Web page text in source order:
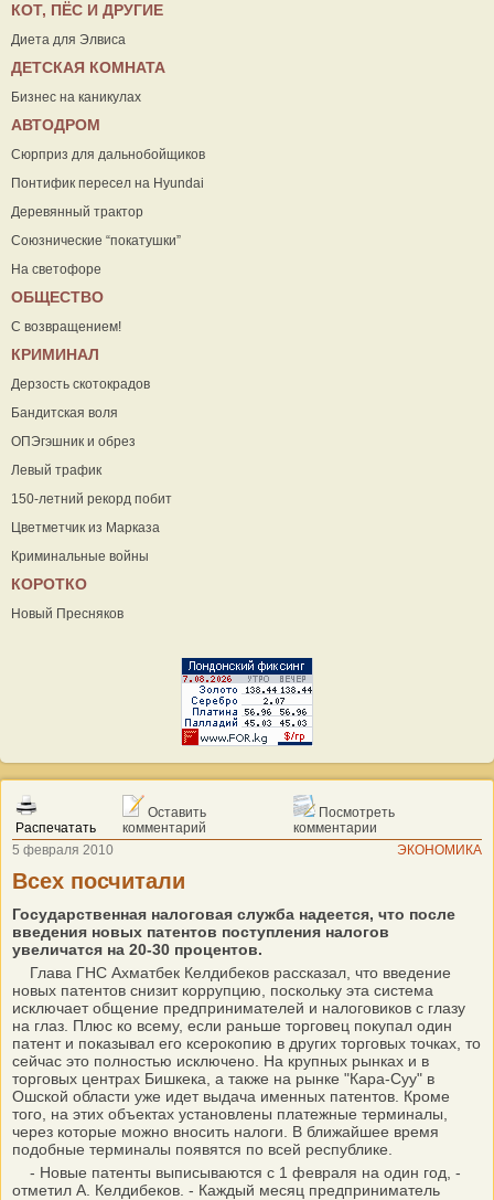
КОТ, ПЁС И ДРУГИЕ
Диета для Элвиса
ДЕТСКАЯ КОМНАТА
Бизнес на каникулах
АВТОДРОМ
Сюрприз для дальнобойщиков
Понтифик пересел на Hyundai
Деревянный трактор
Союзнические “покатушки”
На светофоре
ОБЩЕСТВО
С возвращением!
КРИМИНАЛ
Дерзость скотокрадов
Бандитская воля
ОПЭгэшник и обрез
Левый трафик
150-летний рекорд побит
Цветметчик из Марказа
Криминальные войны
КОРОТКО
Новый Пресняков
Распечатать
Оставить
комментарий
Посмотреть
комментарии
5 февраля 2010
ЭКОНОМИКА
Всех посчитали
Государственная налоговая служба надеется, что после
введения новых патентов поступления налогов
увеличатся на 20-30 процентов.
Глава ГНС Ахматбек Келдибеков рассказал, что введение
новых патентов снизит коррупцию, поскольку эта система
исключает общение предпринимателей и налоговиков с глазу
на глаз. Плюс ко всему, если раньше торговец покупал один
патент и показывал его ксерокопию в других торговых точках, то
сейчас это полностью исключено. На крупных рынках и в
торговых центрах Бишкека, а также на рынке "Кара-Суу" в
Ошской области уже идет выдача именных патентов. Кроме
того, на этих объектах установлены платежные терминалы,
через которые можно вносить налоги. В ближайшее время
подобные терминалы появятся по всей республике.
- Новые патенты выписываются с 1 февраля на один год, -
отметил А. Келдибеков. - Каждый месяц предприниматель